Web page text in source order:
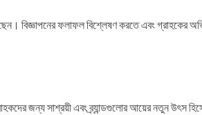
বিজ্ঞাপনের ফলাফল বিশ্লেষণ করতে এবং
জন্য সাশ্রয়ী এবং ব্র্যান্ডগুলোর আয়ের নতুন উৎস